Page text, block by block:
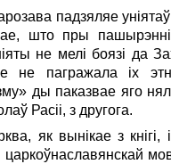
падзяляе
што пры
не мелі боязі да
не пагражала іх
ды паказвае яго
Расіі, з другога.
як вынікае з
царкоўнаславянскай